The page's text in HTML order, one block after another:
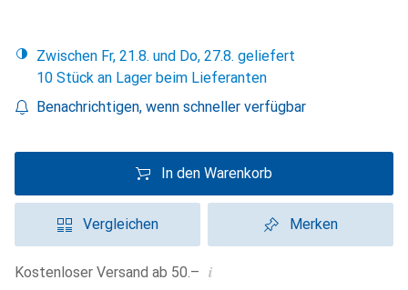
Zwischen Fr, 21.8. und Do, 27.8. geliefert
10 Stück an Lager beim Lieferanten
Benachrichtigen, wenn schneller verfügbar
In den Warenkorb
Vergleichen Merken
Kostenloser Versand ab 50.– i